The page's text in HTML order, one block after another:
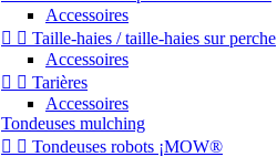
Accessoires
  Taille-haies / taille-haies sur perche
Accessoires
  Tarières
Accessoires
Tondeuses mulching
  Tondeuses robots ¡MOW®